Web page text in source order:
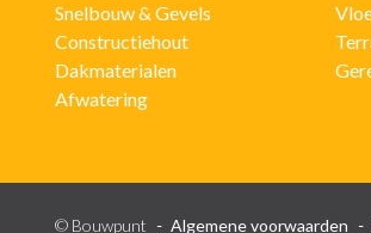
Snelbouw & Gevels
Constructiehout
Dakmaterialen
Afwatering
© Bouwpunt Algemene voorwaarden